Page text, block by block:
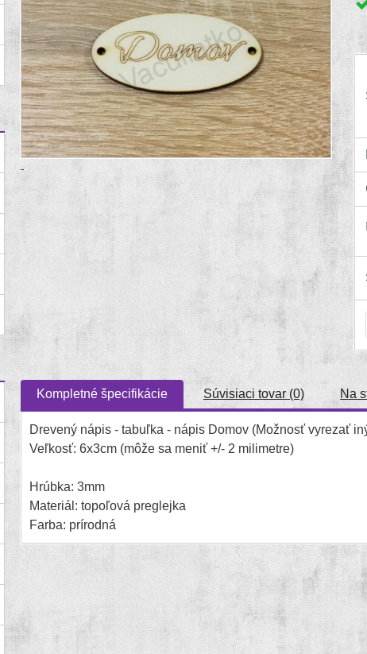
Kompletné špecifikácie Súvisiaci tovar (0) Na
Drevený nápis - tabuľka - nápis Domov (Možnosť vyrezať
Veľkosť: 6x3cm (môže sa meniť +/- 2 milimetre)
Hrúbka: 3mm
Materiál: topoľová preglejka
Farba: prírodná